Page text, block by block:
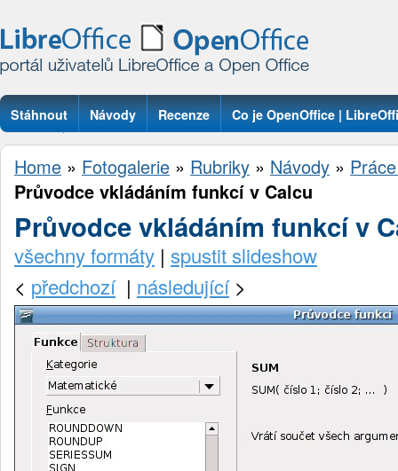
Stáhnout Návody Recenze Co je OpenOffice |
Otázky
Home » Fotogalerie » Rubriky » Návody »
Průvodce vkládáním funkcí v Calcu
Průvodce vkládáním funkcí v
všechny formáty | spustit slideshow
< předchozí| následující>